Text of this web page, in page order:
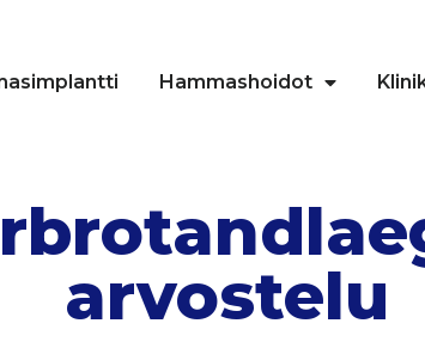
Hammashoidot
arvostelu